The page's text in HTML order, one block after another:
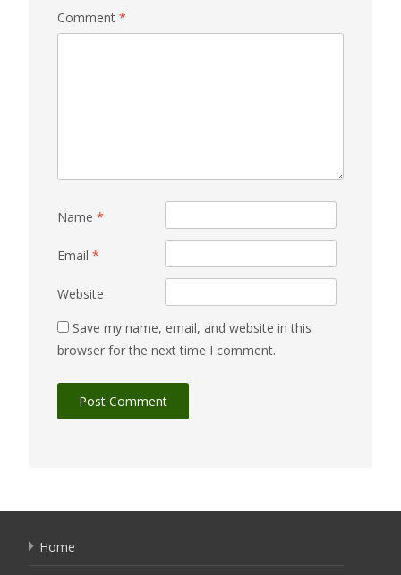
Comment *
Name *
Email *
Website
Save my name, email, and website in this
browser for the next time I comment.
Home